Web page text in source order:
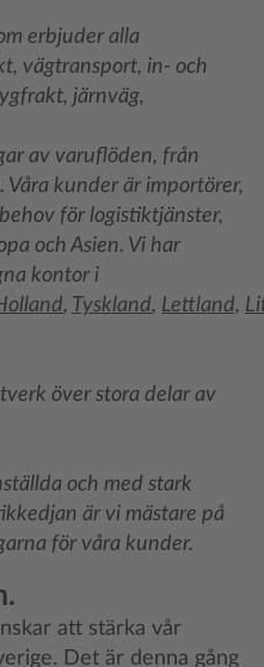
erbjuder alla
vägtransport, in- och
järnväg,
av varuflöden, från
kunder är importörer,
för logistiktjänster,
och Asien. Vi har
kontor i
, Tyskland, Lettland,
över stora delar av
och med stark
är vi mästare på
för våra kunder.
att stärka vår
Det är denna gång